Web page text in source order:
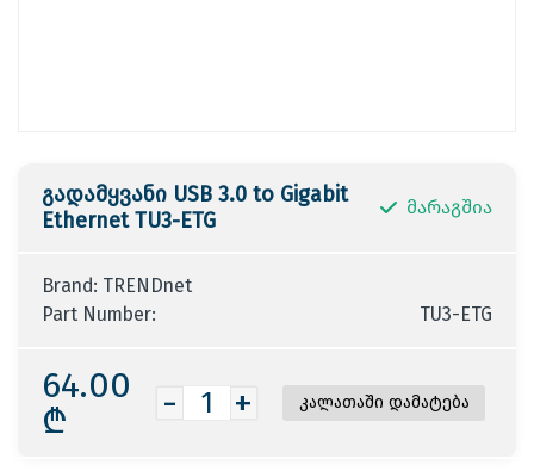
გადამყვანი USB 3.0 to Gigabit
Ethernet TU3-ETG
მარაგშია
Brand: TRENDnet
Part Number:
TU3-ETG
64.00
₾
- +